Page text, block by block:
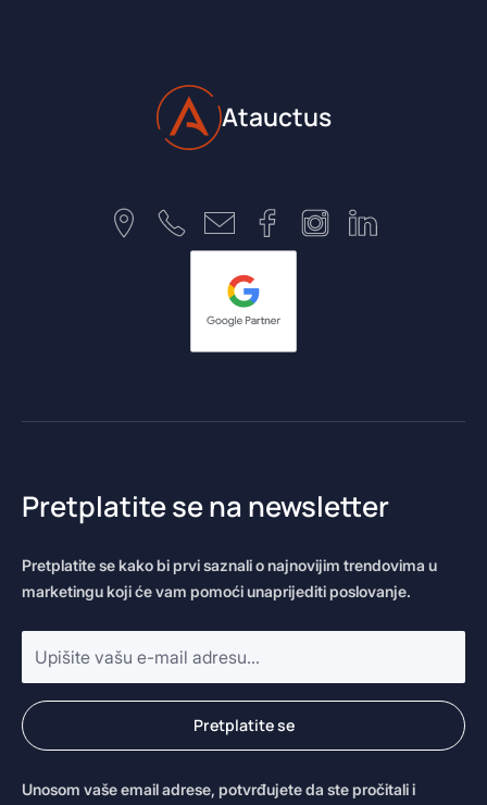
Atauctus
Pretplatite se na newsletter
Pretplatite se kako bi prvi saznali o najnovijim trendovima u
marketingu koji će vam pomoći unaprijediti poslovanje.
E-
mail
adresa
*
Pretplatite se
Unosom vaše email adrese, potvrđujete da ste pročitali i